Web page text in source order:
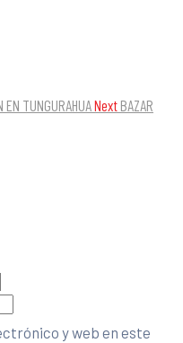
EN TUNGURAHUANext BAZAR
y web en este